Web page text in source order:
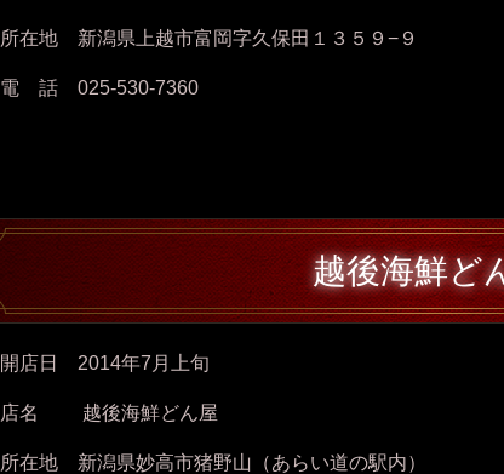
所在地 新潟県上越市富岡字久保田１３５９−９
電 話 025-530-7360
越後海鮮ど
開店日 2014年7月上旬
店名 越後海鮮どん屋
所在地 新潟県妙高市猪野山（あらい道の駅内）